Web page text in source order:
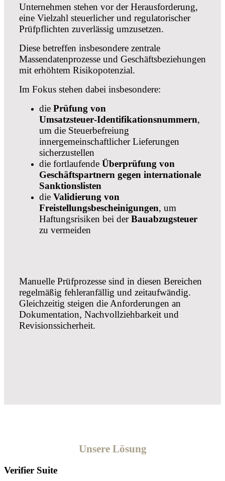
Unternehmen stehen vor der Herausforderung,
eine Vielzahl steuerlicher und regulatorischer
Prüfpflichten zuverlässig umzusetzen.
Diese betreffen insbesondere zentrale
Massendatenprozesse und Geschäftsbeziehungen
mit erhöhtem Risikopotenzial.
Im Fokus stehen dabei insbesondere:
die Prüfung von
Umsatzsteuer‑Identifikationsnummern,
um die Steuerbefreiung
innergemeinschaftlicher Lieferungen
sicherzustellen
die fortlaufende Überprüfung von
Geschäftspartnern gegen internationale
Sanktionslisten
die Validierung von
Freistellungsbescheinigungen, um
Haftungsrisiken bei derBauabzugsteuer
zu vermeiden
Manuelle Prüfprozesse sind in diesen Bereichen
regelmäßig fehleranfällig und zeitaufwändig.
Gleichzeitig steigen die Anforderungen an
Dokumentation, Nachvollziehbarkeit und
Revisionssicherheit.
Unsere Lösung
Verifier Suite